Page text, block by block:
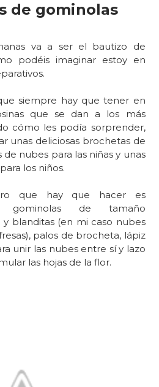
de gominolas
va a ser el bautizo de
podéis imaginar estoy en
siempre hay que tener en
que se dan a los más
cómo les podía sorprender,
unas deliciosas brochetas de
nubes para las niñas y unas
los niños.
que hay que hacer es
gominolas de tamaño
blanditas (en mi caso nubes
palos de brocheta, lápiz
unir las nubes entre sí y lazo
las hojas de la flor.